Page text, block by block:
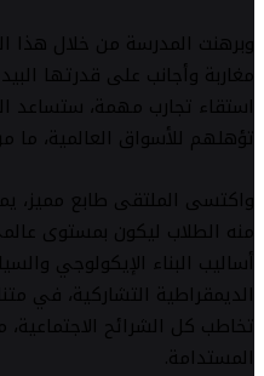
وبرهنت المدرسة من خلال هذا
مغاربة وأجانب على قدرتها
استقاء تجارب مهمة، ستساعد
تؤهلهم للأسواق العالمية، ما
واكتسى الملتقى طابع مميز،
منه الطلاب ليكون بمستوى
أساليب البناء الإيكولوجي
الديمقراطية التشاركية، في
تخاطب كل الشرائح
المستدامة.